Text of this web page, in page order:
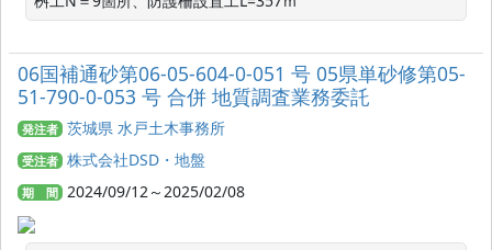
06国補通砂第06-05-604-0-051 号 05県単砂修第05-
51-790-0-053 号 合併 地質調査業務委託
発注者 茨城県 水戸土木事務所
受注者 株式会社DSD・地盤
期 間 2024/09/12～2025/02/08